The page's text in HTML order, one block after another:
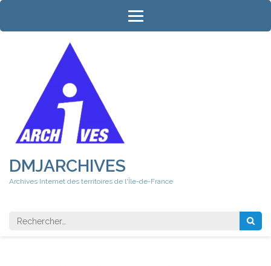
Aller
contenu
DMJARCHIVES
Archives Internet des territoires de l'Île-de-France
Rechercher